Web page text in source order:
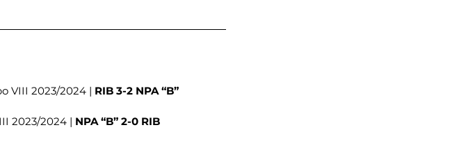
VIII 2023/2024 | RIB 3-2 NPA “B”
2023/2024 | NPA “B” 2-0 RIB